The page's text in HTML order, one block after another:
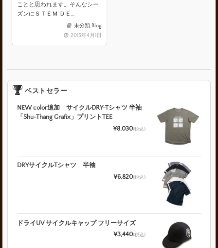
ことと思われます。そんなシー
ズンにＳＴＥＭ ＤＥ…
未分類, Blog
2015年4月1日
ベストセラー
NEW color追加 サイクルDRY-Tシャツ 半袖
「Shu-Thang Grafix」プリントTEE
¥8,030(税込)
DRYサイクルTシャツ 半袖
¥6,820(税込)
ドライUV サイクルキャップ フリーサイズ
¥3,440(税込)